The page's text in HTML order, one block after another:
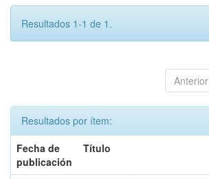
Resultados 1-1 de 1.
Anterior
Resultados por ítem:
Fecha de
publicación
Título